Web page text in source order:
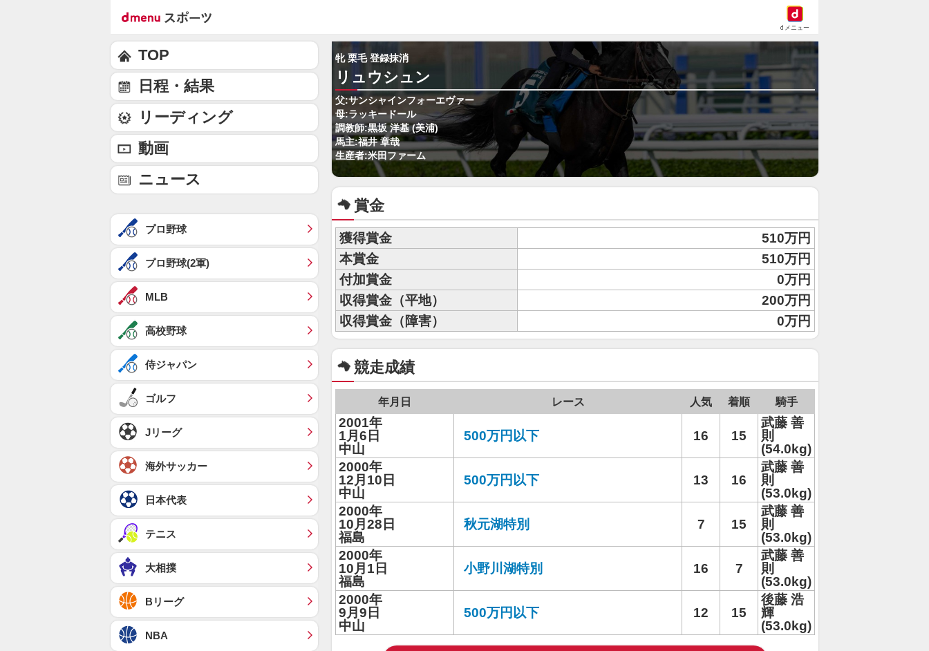
dメニュー
牝 栗毛 登録抹消
リュウシュン
父:サンシャインフォーエヴァー
母:ラッキードール
調教師:黒坂 洋基 (美浦)
馬主:福井 章哉
生産者:米田ファーム
賞金
獲得賞金
510万円
本賞金
510万円
付加賞金
0万円
収得賞金（平地）
200万円
収得賞金（障害）
0万円
競走成績
年月日 レース 人気 着順 騎手
2001年
1月6日
中山
500万円以下 16 15
武藤 善
則
(54.0kg)
2000年
12月10日
中山
500万円以下 13 16
武藤 善
則
(53.0kg)
2000年
10月28日
福島
秋元湖特別 7 15
武藤 善
則
(53.0kg)
2000年
10月1日
福島
小野川湖特別 16 7
武藤 善
則
(53.0kg)
2000年
9月9日
中山
500万円以下 12 15
後藤 浩
輝
(53.0kg)
TOP
日程・結果
リーディング
動画
ニュース
プロ野球
プロ野球(2軍)
MLB
高校野球
侍ジャパン
ゴルフ
Jリーグ
海外サッカー
日本代表
テニス
大相撲
Bリーグ
NBA